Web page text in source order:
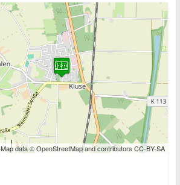
data © OpenStreetMap and contributors CC-BY-SA